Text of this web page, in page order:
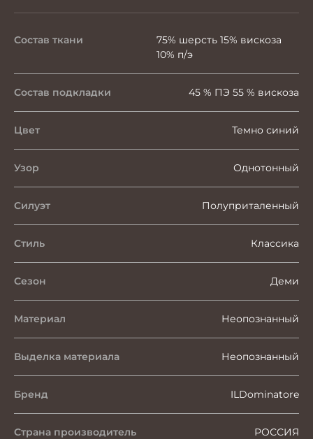
Состав ткани
75% шерсть 15% вискоза
10% п/э
Состав подкладки 45 % ПЭ 55 % вискоза
Цвет Темно синий
Узор Однотонный
Силуэт Полуприталенный
Стиль Классика
Сезон Деми
Материал Неопознанный
Выделка материала Неопознанный
Бренд ILDominatore
Страна производитель РОССИЯ